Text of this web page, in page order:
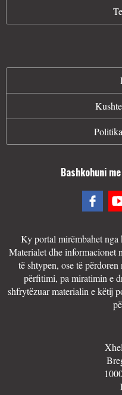
Bashkohuni
Ky portal mirëmbahet
Materialet dhe informacionet
të shtypen, ose të
përfitimi, pa miratimin e
shfrytëzuar materialin e këtij